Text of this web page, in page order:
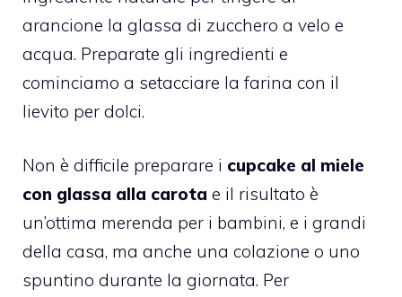
arancione la glassa di zucchero a velo e
acqua. Preparate gli ingredienti e
cominciamo a setacciare la farina con il
lievito per dolci.
Non è difficile preparare i cupcake al miele
con glassa alla carota e il risultato è
un’ottima merenda per i bambini, e i grandi
della casa, ma anche una colazione o uno
spuntino durante la giornata. Per